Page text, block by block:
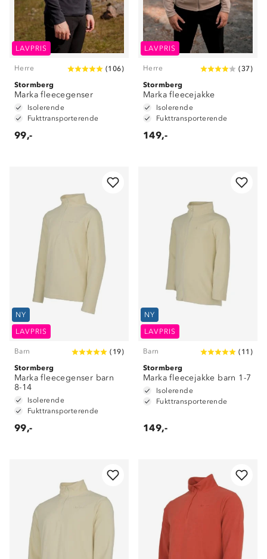
LAVPRIS
Herre (106)
Stormberg
Marka fleecegenser
Isolerende
Fukttransporterende
99,-
LAVPRIS
Herre (37)
Stormberg
Marka fleecejakke
Isolerende
Fukttransporterende
149,-
NY
LAVPRIS
Barn ( 19)
Stormberg
Marka fleecegenser barn
8-14
Isolerende
Fukttransporterende
99,-
NY
LAVPRIS
Barn ( 11 )
Stormberg
Marka fleecejakke barn 1-7
Isolerende
Fukttransporterende
149,-